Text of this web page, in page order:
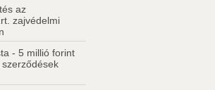
az
zajvédelmi
- 5 millió forint